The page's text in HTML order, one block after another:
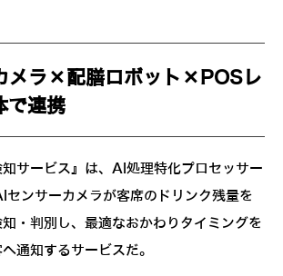
メラ×配膳ロボット×POSレ
で連携
知サービス』は、AI処理特化プロセッサー
センサーカメラが客席のドリンク残量を
・判別し、最適なおかわりタイミングを
通知するサービスだ。